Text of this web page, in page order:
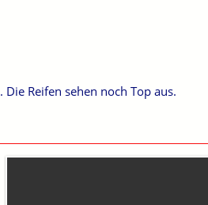
. Die Reifen sehen noch Top aus.